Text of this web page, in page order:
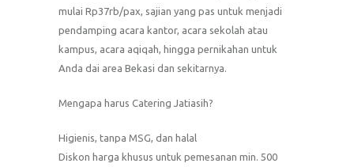
mulai Rp37rb/pax, sajian yang pas untuk menjadi
pendamping acara kantor, acara sekolah atau
kampus, acara aqiqah, hingga pernikahan untuk
Anda dai area Bekasi dan sekitarnya.
Mengapa harus Catering Jatiasih?
Higienis, tanpa MSG, dan halal
Diskon harga khusus untuk pemesanan min. 500